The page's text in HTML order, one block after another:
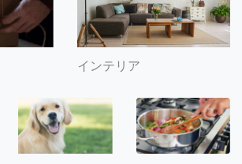
インテリア